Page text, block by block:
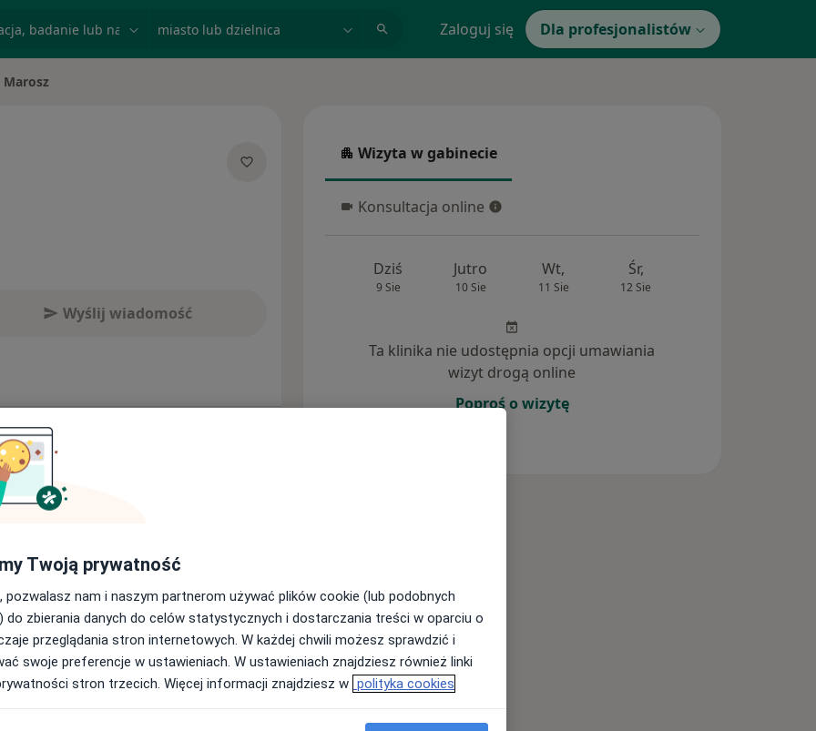
Zaloguj się Dla profesjonalistów
Marosz
Wyślij wiadomość
i ceny
rodzinnej. Na co dzień pracuję
poradni neurologicznej oraz
poz. Wykonują również badania
udział w konferencjach
leczenia migreny przewlekłej.
Wizyta w gabinecie
Wizyta w gabinecie
Konsultacja online
Konsultacja online
Dziś
9 Sie
Jutro
10 Sie
Wt,
11 Sie
Śr,
12 Sie
Ta klinika nie udostępnia opcji umawiania
wizyt drogą online
Poproś o wizytę
Twoją prywatność
pozwalasz nam i naszym partnerom używać plików cookie (lub podobnych
do zbierania danych do celów statystycznych i dostarczania treści w oparciu o
przeglądania stron internetowych. W każdej chwili możesz sprawdzić i
swoje preferencje w ustawieniach. W ustawieniach znajdziesz również linki
stron trzecich. Więcej informacji znajdziesz w polityka cookies